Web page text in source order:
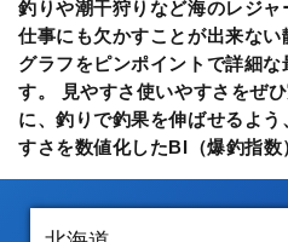
釣りや潮干狩りなど海のレジ
仕事にも欠かすことが出来な
グラフをピンポイントで詳細
す。 見やすさ使いやすさをぜ
に、釣りで釣果を伸ばせるよ
すさを数値化したBI（爆釣指数